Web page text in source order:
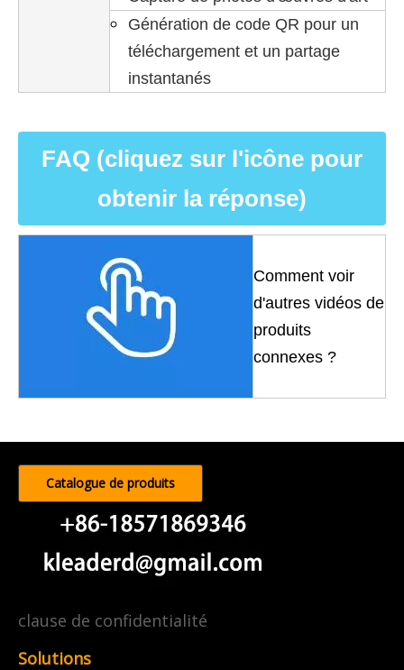
Génération de code QR pour un
téléchargement et un partage
instantanés
FAQ (cliquez sur l'icône pour
obtenir la réponse)
Comment voir
d'autres vidéos de
produits
connexes ?
Catalogue de produits
clause de confidentialité
Solutions